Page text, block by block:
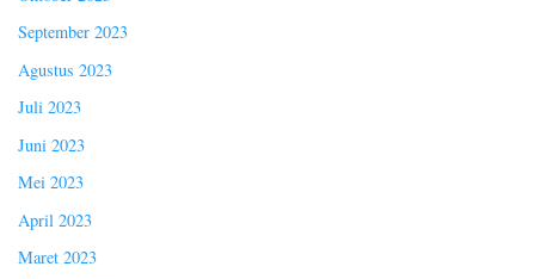
September 2023
Agustus 2023
Juli 2023
Juni 2023
Mei 2023
April 2023
Maret 2023